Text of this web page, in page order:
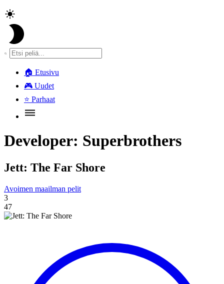
🏠 Etusivu
🎮 Uudet
⭐ Parhaat
Developer: Superbrothers
Jett: The Far Shore
Avoimen maailman pelit
3
47